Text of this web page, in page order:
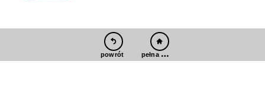
powrót pełna wersja